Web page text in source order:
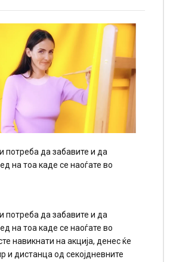
потреба да забавите и да
на тоа каде се наоѓате во
потреба да забавите и да
на тоа каде се наоѓате во
навикнати на акција, денес ќе
и дистанца од секојдневните